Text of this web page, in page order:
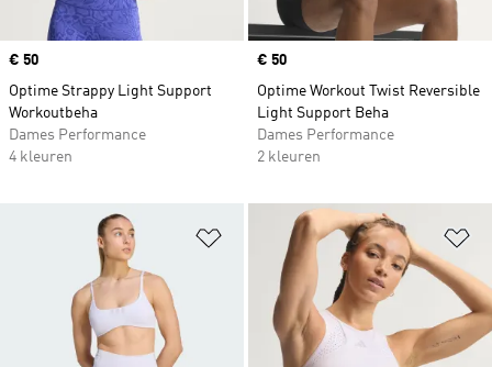
Price
€ 50
Optime Strappy Light Support
Workoutbeha
Dames Performance
4 kleuren
Price
€ 50
Optime Workout Twist Reversible
Light Support Beha
Dames Performance
2 kleuren
Op verlanglijst zetten